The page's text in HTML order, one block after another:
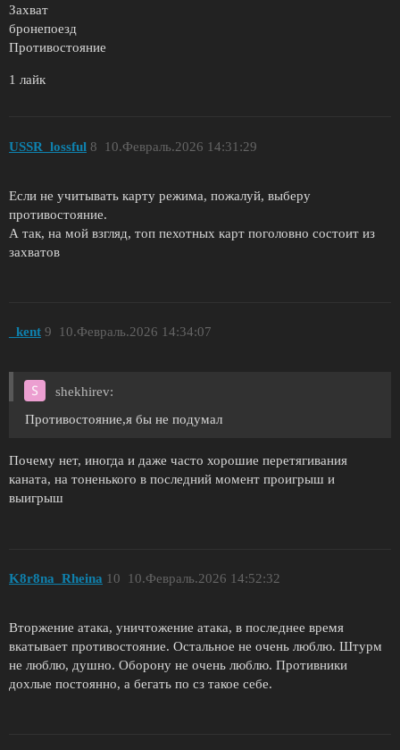
Захват
бронепоезд
Противостояние
1 лайк
USSR_lossful 10.Февраль.2026 14:31:29
8
Если не учитывать карту режима, пожалуй, выберу
противостояние.
А так, на мой взгляд, топ пехотных карт поголовно состоит из
захватов
_kent 10.Февраль.2026 14:34:07
9
shekhirev:
Противостояние,я бы не подумал
Почему нет, иногда и даже часто хорошие перетягивания
каната, на тоненького в последний момент проигрыш и
выигрыш
K8r8na_Rheina 10.Февраль.2026 14:52:32
10
Вторжение атака, уничтожение атака, в последнее время
вкатывает противостояние. Остальное не очень люблю. Штурм
не люблю, душно. Оборону не очень люблю. Противники
дохлые постоянно, а бегать по сз такое себе.